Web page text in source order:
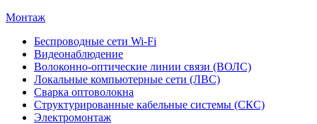
Монтаж
Беспроводные сети Wi-Fi
Видеонаблюдение
Волоконно-оптические линии связи (ВОЛС)
Локальные компьютерные сети (ЛВС)
Сварка оптоволокна
Структурированные кабельные системы (СКС)
Электромонтаж